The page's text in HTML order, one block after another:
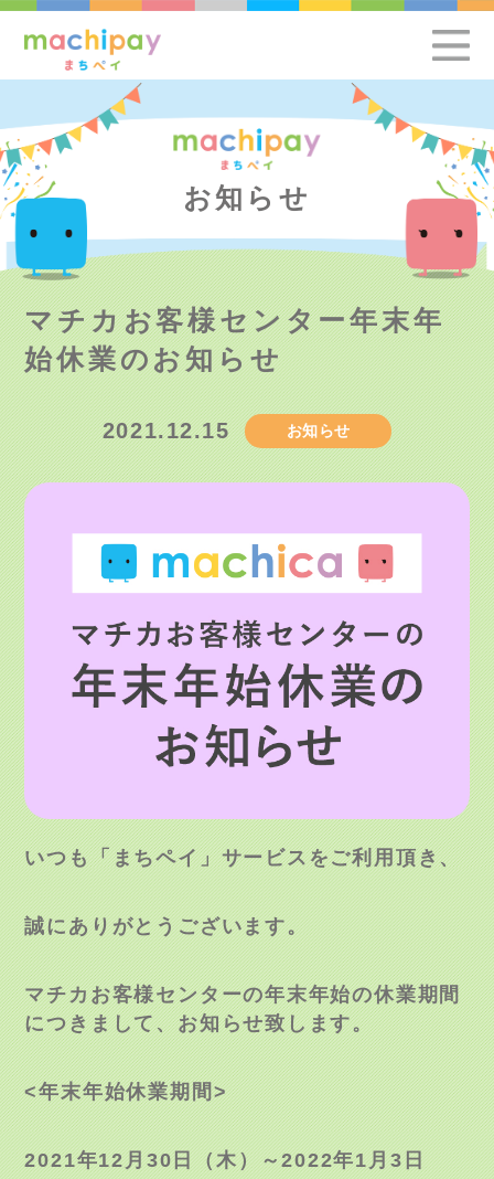
お知らせ
マチカお客様センター年末年
始休業のお知らせ
2021.12.15 お知らせ
いつも「まちペイ」サービスをご利用頂き、
誠にありがとうございます。
マチカお客様センターの年末年始の休業期間
につきまして、お知らせ致します。
<年末年始休業期間>
2021年12月30日（木）～2022年1月3日